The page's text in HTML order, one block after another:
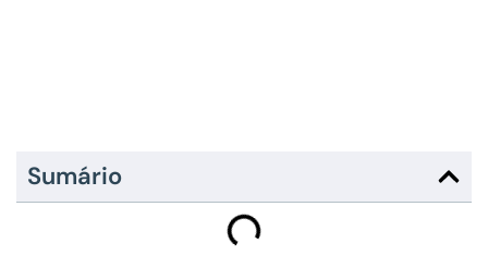
Sumário